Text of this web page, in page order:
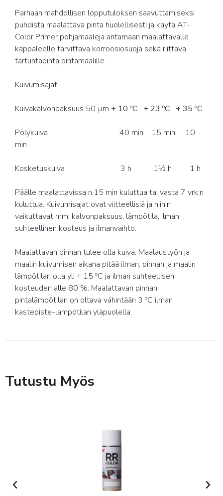
Parhaan mahdollisen lopputuloksen saavuttamiseksi
puhdista maalattava pinta huolellisesti ja käytä AT-
Color Primer pohjamaaleja antamaan maalattavalle
kappaleelle tarvittava korroosiosuoja sekä riittävä
tartuntapinta pintamaalille.
Kuivumisajat:
Kuivakalvonpaksuus 50 µm + 10 ºC + 23 ºC + 35 ºC
Pölykuiva 40 min 15 min 10
min
Kosketuskuiva 3 h 1½ h 1 h
Päälle maalattavissa n.15 min kuluttua tai vasta 7 vrk:n
kuluttua. Kuivumisajat ovat viitteellisiä ja niihin
vaikuttavat mm. kalvonpaksuus, lämpötila, ilman
suhteellinen kosteus ja ilmanvaihto.
Maalattavan pinnan tulee olla kuiva. Maalaustyön ja
maalin kuivumisen aikana pitää ilman, pinnan ja maalin
lämpötilan olla yli + 15 ºC ja ilman suhteellisen
kosteuden alle 80 %. Maalattavan pinnan
pintalämpötilan on oltava vähintään 3 ºC ilman
kastepiste-lämpötilan yläpuolella.
Tutustu Myös